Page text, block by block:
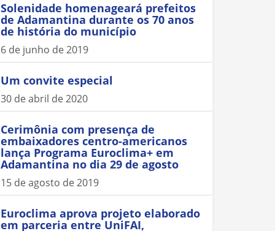
Solenidade homenageará prefeitos
de Adamantina durante os 70 anos
de história do município
6 de junho de 2019
Um convite especial
30 de abril de 2020
Cerimônia com presença de
embaixadores centro-americanos
lança Programa Euroclima+ em
Adamantina no dia 29 de agosto
15 de agosto de 2019
Euroclima aprova projeto elaborado
em parceria entre UniFAI,